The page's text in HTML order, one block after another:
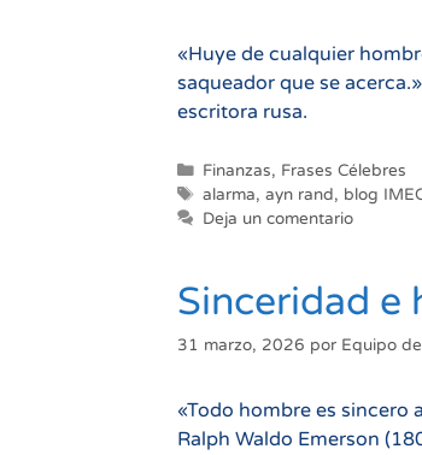
«Huye de cualquier
saqueador que se
escritora rusa.
Categorías
Finanzas, Frases Célebres
Etiquetas
alarma,ayn rand, blog
Deja un comentario
Sinceridad e
31 marzo, 2026 por Equipo
«Todo hombre es sincero
Ralph Waldo Emerson